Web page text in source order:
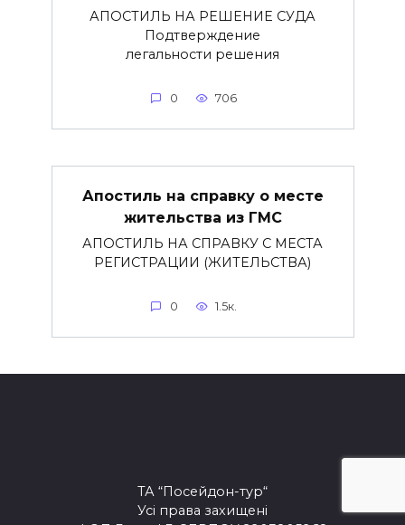
АПОСТИЛЬ НА РЕШЕНИЕ СУДА
Подтверждение
легальности решения
0 706
Апостиль на справку о месте
жительства из ГМС
АПОСТИЛЬ НА СПРАВКУ С МЕСТА
РЕГИСТРАЦИИ (ЖИТЕЛЬСТВА)
0 1.5к.
ТА “Посейдон-тур“
Усі права захищені